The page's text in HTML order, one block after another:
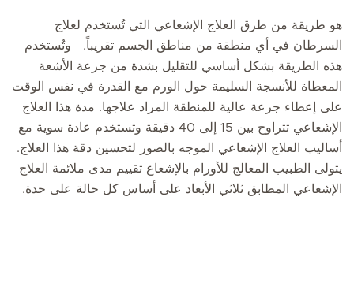
هو طريقة من طرق العلاج الإشعاعي ‏التي تُستخدم لعلاج
‏السرطان في ‏أي منطقة من مناطق الجسم تقريباً. ‏ ‏ ‏وتُستخدم
هذه الطريقة بشكل أساسي ‏للتقليل بشدة من ‏جرعة ‏‏الأشعة‏
المعطاة للأنسجة السليمة ‏حول الورم مع القدرة في نفس الوقت
على إعطاء جرعة ‏عالية للمنطقة المراد ‏علاجها. ‏مدة هذا العلاج
الإشعاعي تتراوح بين 15 إلى 40 دقيقة ‏وتستخدم عادة سوية مع
أساليب العلاج ‏الإشعاعي الموجه ‏بالصور لتحسين ‏دقة هذا العلاج.
يتولى الطبيب المعالج للأورام بالإشعاع تقييم مدى ملائمة العلاج
الإشعاعي المطابق ثلاثي الأبعاد على أساس كل حالة على حدة.